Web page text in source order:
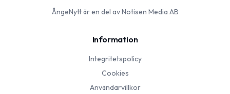
ÅngeNyttär en del av Notisen Media AB
Information
Integritetspolicy
Cookies
Användarvillkor